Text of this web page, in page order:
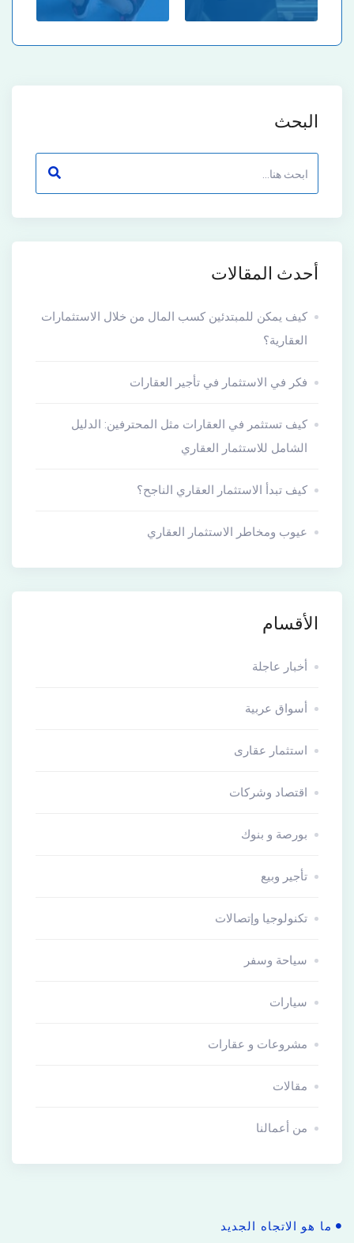
البحث
أحدث المقالات
كيف يمكن للمبتدئين كسب المال من خلال الاستثمارات
العقارية؟
فكر في الاستثمار في تأجير العقارات
كيف تستثمر في العقارات مثل المحترفين: الدليل
الشامل للاستثمار العقاري
كيف تبدأ الاستثمار العقاري الناجح؟
عيوب ومخاطر الاستثمار العقاري
الأقسام
أخبار عاجلة
أسواق عربية
استثمار عقارى
اقتصاد وشركات
بورصة و بنوك
تأجير وبيع
تكنولوجيا وإتصالات
سياحة وسفر
سيارات
مشروعات و عقارات
مقالات
من أعمالنا
ما هو الاتجاه الجديد